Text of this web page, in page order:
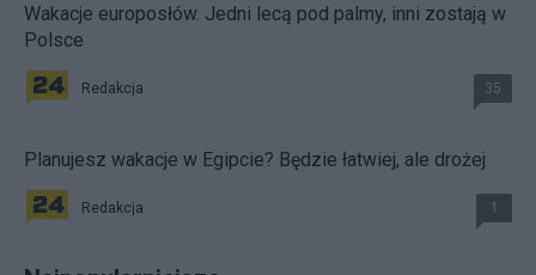
Wakacje europosłów. Jedni lecą pod palmy, inni zostają w
Polsce
Redakcja 35
Planujesz wakacje w Egipcie? Będzie łatwiej, ale drożej
Redakcja 1